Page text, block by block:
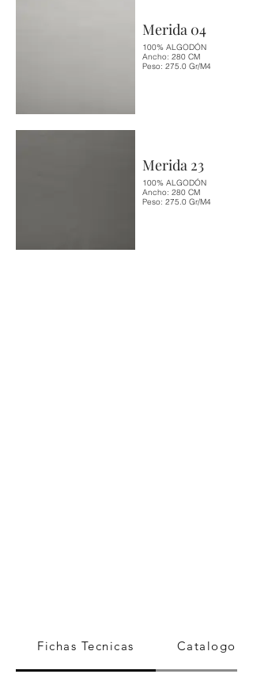
Merida 04
100% ALGODÓN
Ancho: 280 CM
Peso: 275.0 Gr/M4
Merida 23
100% ALGODÓN
Ancho: 280 CM
Peso: 275.0 Gr/M4
Fichas Tecnicas Catalogo